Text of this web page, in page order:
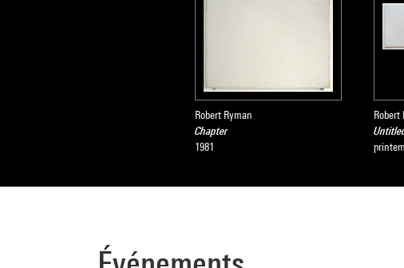
Robert Ryman
Chapter
1981
Robert